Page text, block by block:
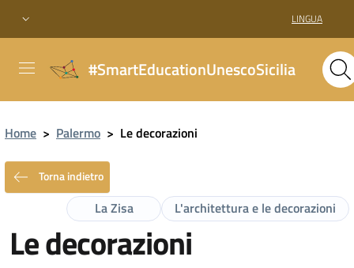
LINGUA
#SmartEducationUnescoSicilia
Home > Palermo > Le decorazioni
Torna indietro
L'architettura e le decorazioni
La Zisa
Le decorazioni